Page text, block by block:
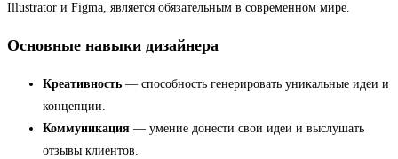
Illustrator и Figma, является обязательным в современном мире.
Основные навыки дизайнера
Креативность — способность генерировать уникальные идеи и
концепции.
Коммуникация — умение донести свои идеи и выслушать
отзывы клиентов.